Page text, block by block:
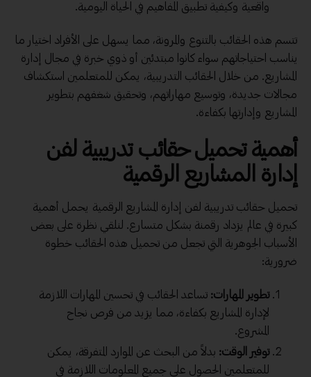
واقعية وكيفية تطبيق المفاهيم في الحياة اليومية.
تتسم هذه الحقائب بالتنوع والمرونة، مما يسهل على الأفراد اختيار ما
يناسب احتياجاتهم سواء كانوا مبتدئين أو ذوي خبرة في مجال إدارة
المشاريع. من خلال الحقائب التدريبية، يمكن للمتعلمين استكشاف
مجالات جديدة، وتوسيع مهاراتهم، وتحقيق شغفهم بتطوير
المشاريع وإدارتها بكفاءة.
أهمية تحميلحقائب تدريبية لفن
إدارة المشاريع الرقمية
تحميل حقائب تدريبية لفن إدارة المشاريع الرقمية يحمل أهمية
كبيرة في عالم يزداد رقمنة بشكل متسارع. لنلقي نظرة على بعض
الأسباب الجوهرية التي تجعل من تحميل هذه الحقائب خطوة
ضرورية:
تطوير المهارات: تساعد الحقائب في تحسين المهارات اللازمة
لإدارة المشاريع بكفاءة، مما يزيد من فرص نجاح
المشروع.
توفير الوقت: بدلاً من البحث عن الموارد المتفرقة، يمكن
للمتعلمين الحصول على جميع المعلومات اللازمة في